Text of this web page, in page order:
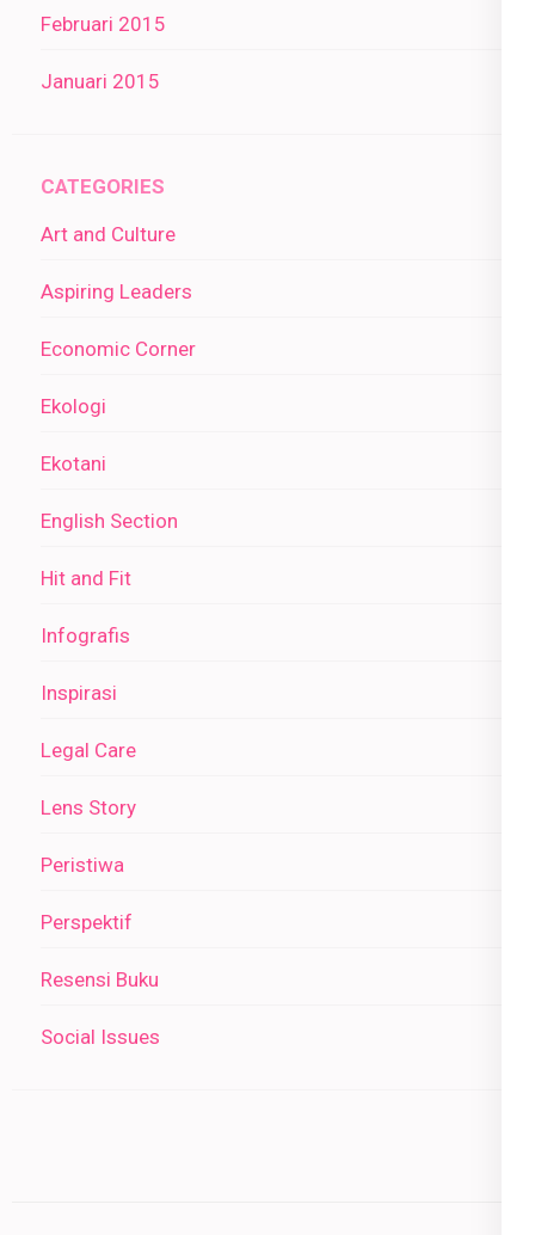
Februari 2015
Januari 2015
CATEGORIES
Art and Culture
Aspiring Leaders
Economic Corner
Ekologi
Ekotani
English Section
Hit and Fit
Infografis
Inspirasi
Legal Care
Lens Story
Peristiwa
Perspektif
Resensi Buku
Social Issues